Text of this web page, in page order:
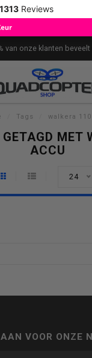
1313 Reviews
van onze klanten beveelt
Tags walkera
MET
ACCU
24
VOOR ONZE